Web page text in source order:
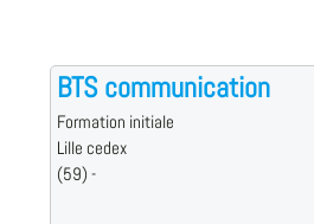
BTS communication
Formation initiale
Lille cedex
(59) -